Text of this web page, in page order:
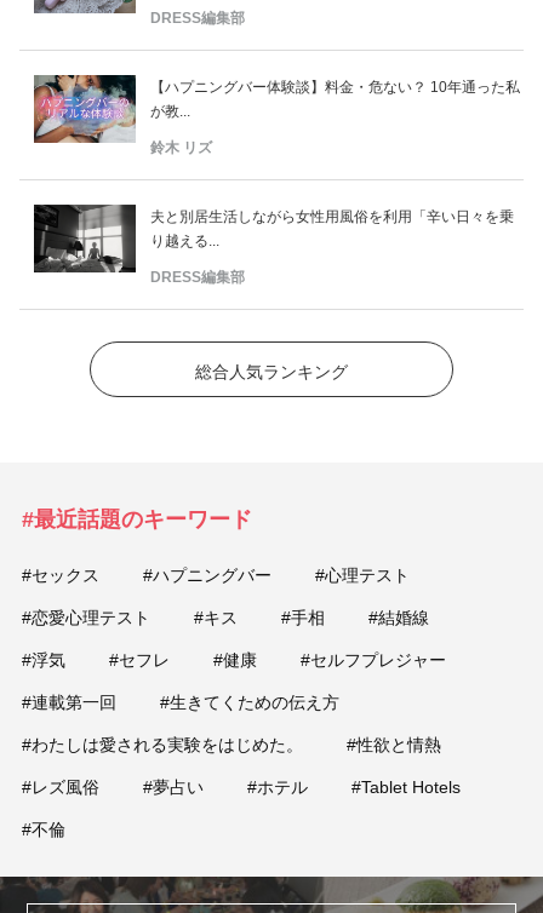
DRESS編集部
【ハプニングバー体験談】料金・危ない？ 10年通った私
が教...
鈴木 リズ
夫と別居生活しながら女性用風俗を利用「辛い日々を乗
り越える...
DRESS編集部
総合人気ランキング
#最近話題のキーワード
#セックス #ハプニングバー #心理テスト
#恋愛心理テスト #キス #手相 #結婚線
#浮気 #セフレ #健康 #セルフプレジャー
#連載第一回 #生きてくための伝え方
#わたしは愛される実験をはじめた。 #性欲と情熱
#レズ風俗 #夢占い #ホテル #Tablet Hotels
#不倫